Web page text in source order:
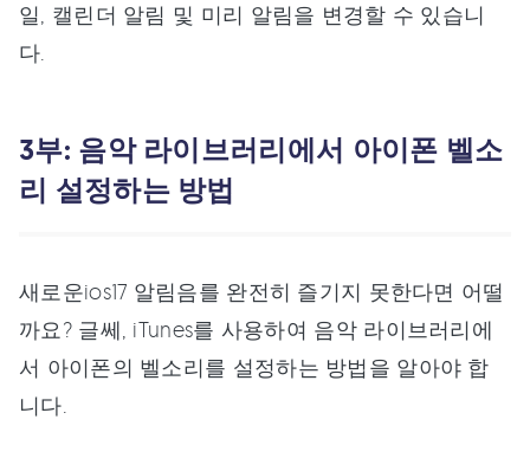
일, 캘린더 알림 및 미리 알림을 변경할 수 있습니
다.
3부: 음악 라이브러리에서 아이폰 벨소
리 설정하는 방법
새로운ios17 알림음를 완전히 즐기지 못한다면 어떨
까요? 글쎄, iTunes를 사용하여 음악 라이브러리에
서 아이폰의 벨소리를 설정하는 방법을 알아야 합
니다.